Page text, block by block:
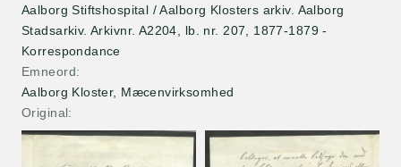
Aalborg Stiftshospital / Aalborg Klosters arkiv. Aalborg
Stadsarkiv. Arkivnr. A2204, lb. nr. 207, 1877-1879 -
Korrespondance
Emneord
Aalborg Kloster, Mæcenvirksomhed
Original